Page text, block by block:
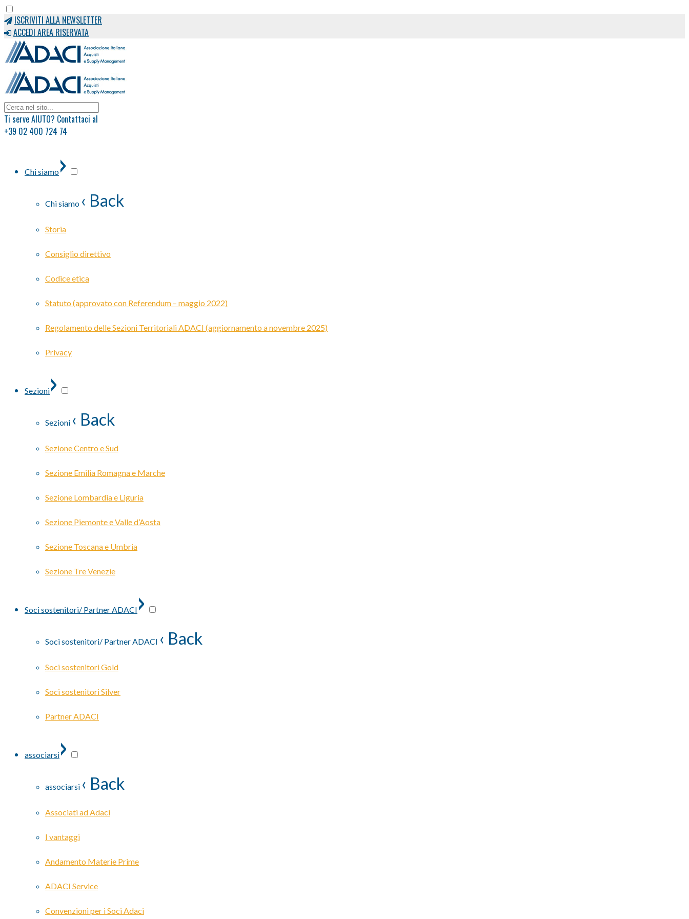
ISCRIVITI ALLA NEWSLETTER
ACCEDI AREA RISERVATA
Ti serve AIUTO? Contattaci al
+39 02 400 724 74
Chi siamo›
Chi siamo ‹ Back
Storia
Consiglio direttivo
Codice etica
Statuto (approvato con Referendum – maggio 2022)
Regolamento delle Sezioni Territoriali ADACI (aggiornamento a novembre 2025)
Privacy
Sezioni›
Sezioni ‹ Back
Sezione Centro e Sud
Sezione Emilia Romagna e Marche
Sezione Lombardia e Liguria
Sezione Piemonte e Valle d’Aosta
Sezione Toscana e Umbria
Sezione Tre Venezie
Soci sostenitori/ Partner ADACI ›
Soci sostenitori/ Partner ADACI ‹ Back
Soci sostenitori Gold
Soci sostenitori Silver
Partner ADACI
associarsi›
associarsi ‹ Back
Associati ad Adaci
I vantaggi
Andamento Materie Prime
ADACI Service
Convenzioni per i Soci Adaci